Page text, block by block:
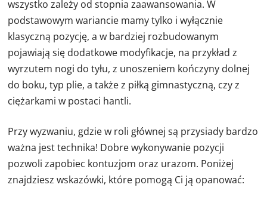
wszystko zależy od stopnia zaawansowania. W
podstawowym wariancie mamy tylko i wyłącznie
klasyczną pozycję, a w bardziej rozbudowanym
pojawiają się dodatkowe modyfikacje, na przykład z
wyrzutem nogi do tyłu, z unoszeniem kończyny dolnej
do boku, typ plie, a także z piłką gimnastyczną, czy z
ciężarkami w postaci hantli.
Przy wyzwaniu, gdzie w roli głównej są przysiady bardzo
ważna jest technika! Dobre wykonywanie pozycji
pozwoli zapobiec kontuzjom oraz urazom. Poniżej
znajdziesz wskazówki, które pomogą Ci ją opanować: